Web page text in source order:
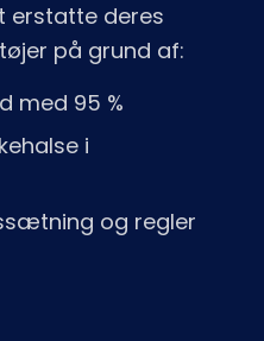
erstatte deres
på grund af:
med 95 %
i
og regler